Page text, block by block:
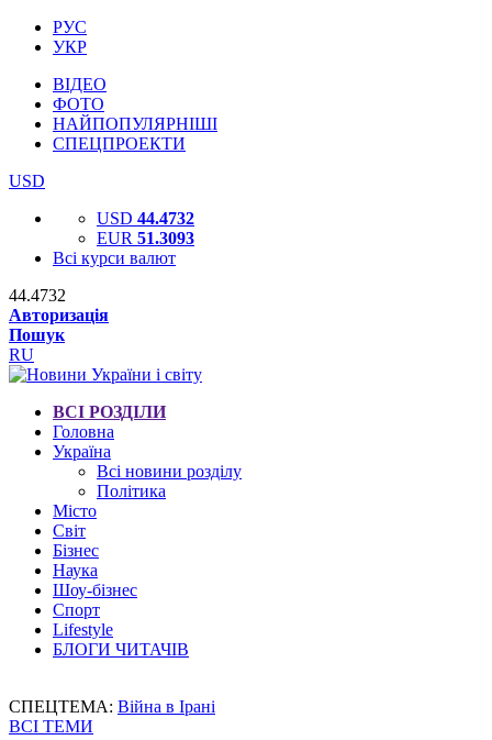
РУС
УКР
ВІДЕО
ФОТО
НАЙПОПУЛЯРНІШІ
СПЕЦПРОЕКТИ
USD
USD 44.4732
EUR 51.3093
Всі курси валют
44.4732
Авторизація
Пошук
RU
ВСІ РОЗДІЛИ
Головна
Україна
Всі новини розділу
Політика
Місто
Світ
Бізнес
Наука
Шоу-бізнес
Спорт
Lifestyle
БЛОГИ ЧИТАЧІВ
СПЕЦТЕМА: Війна в Ірані
ВСІ ТЕМИ